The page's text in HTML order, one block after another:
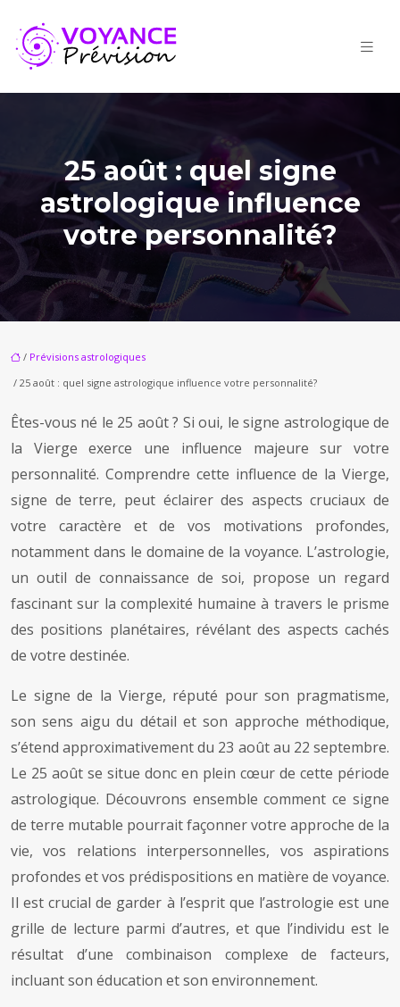
25 août : quel signe
astrologique influence
votre personnalité?
/ Prévisions astrologiques
/ 25 août : quel signe astrologique influence votre personnalité?
Êtes-vous né le 25 août ? Si oui, le signe astrologique de
la Vierge exerce une influence majeure sur votre
personnalité. Comprendre cette influence de la Vierge,
signe de terre, peut éclairer des aspects cruciaux de
votre caractère et de vos motivations profondes,
notamment dans le domaine de la voyance. L’astrologie,
un outil de connaissance de soi, propose un regard
fascinant sur la complexité humaine à travers le prisme
des positions planétaires, révélant des aspects cachés
de votre destinée.
Le signe de la Vierge, réputé pour son pragmatisme,
son sens aigu du détail et son approche méthodique,
s’étend approximativement du 23 août au 22 septembre.
Le 25 août se situe donc en plein cœur de cette période
astrologique. Découvrons ensemble comment ce signe
de terre mutable pourrait façonner votre approche de la
vie, vos relations interpersonnelles, vos aspirations
profondes et vos prédispositions en matière de voyance.
Il est crucial de garder à l’esprit que l’astrologie est une
grille de lecture parmi d’autres, et que l’individu est le
résultat d’une combinaison complexe de facteurs,
incluant son éducation et son environnement.